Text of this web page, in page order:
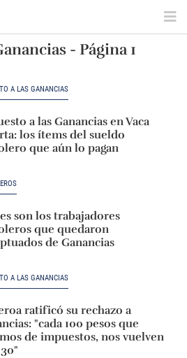
- Página 1
A LAS GANANCIAS
a las Ganancias en Vaca
los ítems del sueldo
que aún lo pagan
son los trabajadores
que quedaron
de Ganancias
A LAS GANANCIAS
ratificó su rechazo a
"cada 100 pesos que
de impuestos, nos vuelven